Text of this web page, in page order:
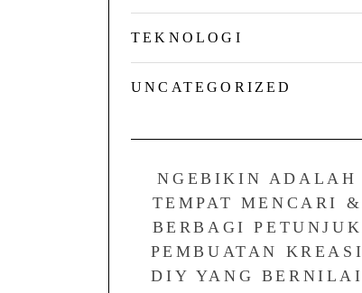
TEKNOLOGI
UNCATEGORIZED
NGEBIKIN ADALAH
TEMPAT MENCARI &
BERBAGI PETUNJUK
PEMBUATAN KREASI
DIY YANG BERNILAI